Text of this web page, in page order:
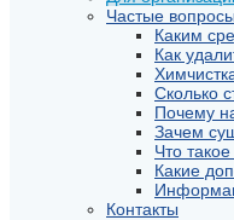
Частые вопросы
Каким
Как
Сколько
Почему
Зачем
Что
Какие
Контакты